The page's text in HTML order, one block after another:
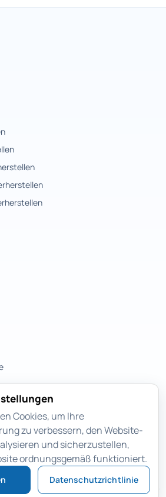
77a
Cookies, um Ihre
zu verbessern, den Website-
und sicherzustellen,
ordnungsgemäß funktioniert.
Datenschutzrichtlinie